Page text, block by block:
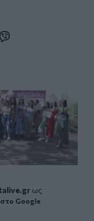
ως
Google